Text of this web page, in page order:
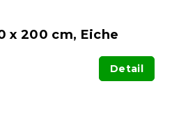
x 200 cm, Eiche
Detail